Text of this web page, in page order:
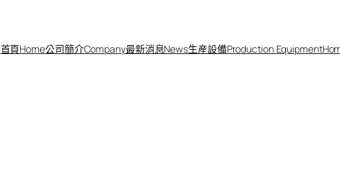
首頁Home公司簡介Company最新消息News生産設備Production Equipment